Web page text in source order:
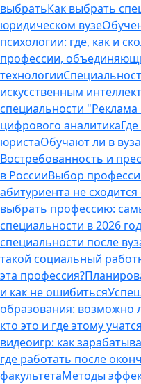
выбратьКак выбрать
юридическом вузе
психологии: где, как и
профессии,
технологии
искусственным
специальности "Реклама
цифрового аналитика
юристаОбучают ли в
Востребованность и
в РоссииВыбор
абитуриента не
выбрать профессию:
специальности в 2026
специальности после
такой социальный
эта профессия?
и как не ошибиться
образования: возможно
кто это и где этому учатся
видеоигр: как
где работать после
факультетаМетоды